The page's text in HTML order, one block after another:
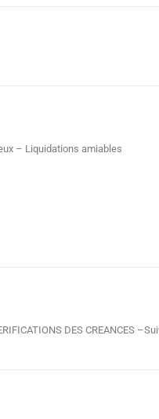
– Liquidations amiables
DES CREANCES